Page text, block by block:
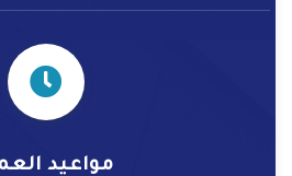
مواعيد